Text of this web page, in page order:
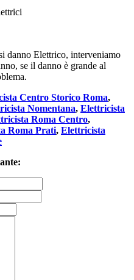
danno Elettrico, interveniamo
se il danno è grande al
Centro Storico Roma,
Nomentana, Elettricista
Roma Centro,
Roma Prati, Elettricista